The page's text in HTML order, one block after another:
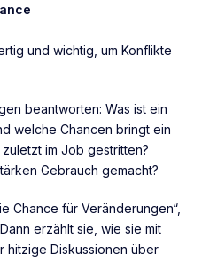
und wichtig, um Konflikte
beantworten: Was ist ein
welche Chancen bringt ein
im Job gestritten?
Gebrauch gemacht?
Chance für Veränderungen“,
erzählt sie, wie sie mit
hitzige Diskussionen über